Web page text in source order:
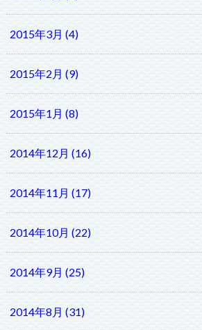
2015年3月 (4)
2015年2月 (9)
2015年1月 (8)
2014年12月 (16)
2014年11月 (17)
2014年10月 (22)
2014年9月 (25)
2014年8月 (31)